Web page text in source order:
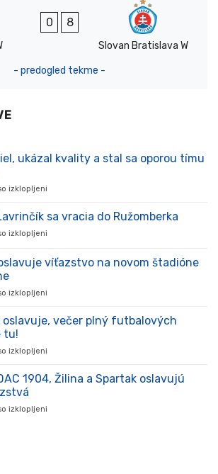
0 8
Slovan Bratislava W
- predogled tekme -
ukázal kvality a stal sa oporou tímu
izklopljeni
prišiel,
stal
súťaži
sa vracia do Ružomberka
izklopljeni
Lavrinčík
víťazstvo na novom štadióne
izklopljeni
oslavuje
v
oslavuje, večer plný futbalových
tu!
izklopljeni
oslavuje,
1904, Žilina a Spartak oslavujú
izklopljeni